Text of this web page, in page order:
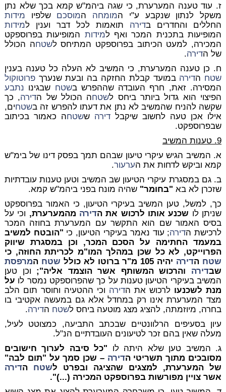
ז. עוד טענה המערערת, כי שגה ביהמ"ש קמא בכך שלא נתן
משקל לנתון שנקבע ע"י המומחה המוסכם שלפיו מידות
החללים והחדרים בדירה תואמות לכל דבר וענין למידות
המופיעות בתכנית המכר ואף למידות המופיעות בפרוספקט
המכירה, למעט הכיתוב בפרוספקט המתיחס לשטחה הכולל
של הדירה.
ח. כן טענה המערערת, כי המשיב לא העלה כל טענה בענין
שטח הדירה במועד קבלת החזקה בה ובעת שנערךפרוטוקול
המסירה. זאת, חרף העובדה שההפרש בשטח שבגינו נתבע
הפיצוי הוא גדול ביותר ביחס לשטחה הכולל של הדירה, כך
שקשה להניח שהמשיב לא נתן את דעתו להפרש זה בשטחים,
אילו אכן טעה לחשוב שיקבל דירה ששטחה כאמור בכיתוב
שבפרוספקט.
9. טענות המשיב
א. המשיב הגיש עיקרי טיעון שבהם תמך בפסק דינו של בימ"ש
קמא וביקש לדחות את הערעור.
ב. גם במסגרת עיקרי הטיעון שב המשיב וטען טענות עובדתיות
שזכרן לא בא "בחומר" שהיה מונח בפני ביהמ"ש קמא.
כך, למשל, טען המשיב בעיקרי הטיעון, כי האמור בפרוספקט
שניתן לו שכנע אותו לרכוש את הדירה מהמערערת, וכי על
בסיס האמור שם הוא התקשר עם המערערת בחוזה המכר
לרכישת הדירה; עוד נאמר בעיקרי הטיעון, כי "הובטח למשיב
במעמד החתימה על הסכם המכר, וכן במסגרת שיווק
הפרוייקט, לא כל שכן במהלך המו"מ לכריתת החוזה, כי
שטח הדירה יהיה 105 מ"ר ברוטו לא כולל שטח המרפסת
שבדירה והרכוש המשותף אשר הוצמד אליה"; וכן טען
המשיב בעיקרי הטיעון טענות על כך שהפרוספקט נמסר לו על
מנת לשכנעו לרכוש את הדירה וכי ההטעיה וחוסר תום הלב
מצד המערערת אינו רק במחדל אלא גם במעשה אקטיבי בו
בחרה, מיוזמתה, להציג מצג מוטעה ביחס לשטח הדירה.
עיון בסעיפים הרלוונטיים שבכתב התביעה, כמצוטט לעיל,
מעלה שאין בהם זכר לטיעונים העובדתיים הנ"ל.
ג. המשיב טען שלא היתה לו "כל סיבה לערוך חישובים
מסובכים מתוך תשריטי הדירה – שכן סמך על "תום לבה"
של המערערת, למצגים שהציגה ובפרט לשטח הדירה
אשר צויין מפורשות בפרוספקט המכירה (...)".